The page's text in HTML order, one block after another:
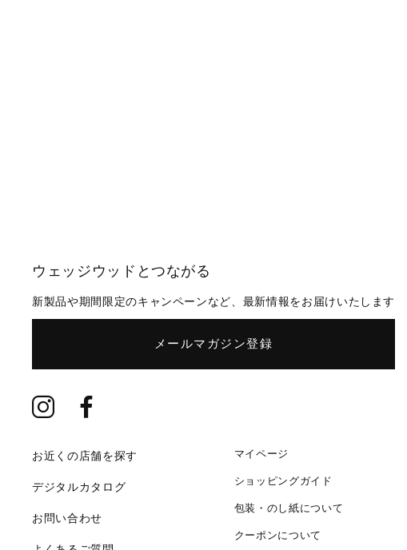
ウェッジウッドとつながる
新製品や期間限定のキャンペーンなど、最新情報をお届けいたします
メールマガジン登録
お近くの店舗を探す
デジタルカタログ
お問い合わせ
マイページ
ショッピングガイド
包装・のし紙について
クーポンについて